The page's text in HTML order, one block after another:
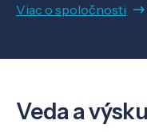
Viac o spoločnosti
Veda a